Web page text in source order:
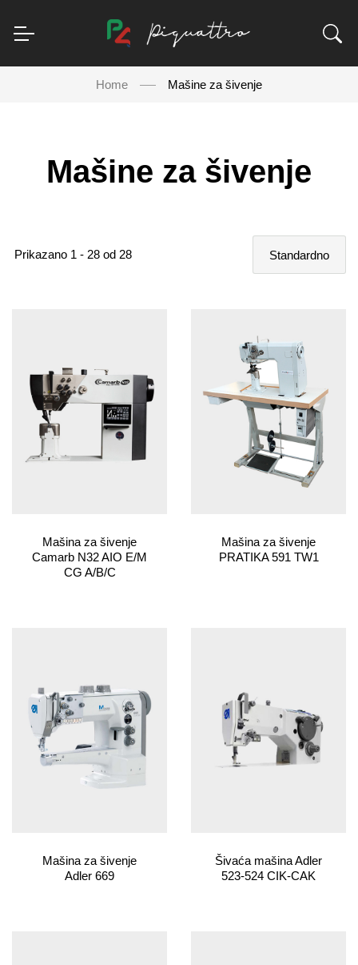
Home Mašine za šivenje
Mašine za šivenje
Prikazano 1 - 28 od 28
Mašina za šivenje
Camarb N32 AIO E/M
CG A/B/C
Mašina za šivenje
PRATIKA 591 TW1
Mašina za šivenje
Adler 669
Šivaća mašina Adler
523-524 CIK-CAK